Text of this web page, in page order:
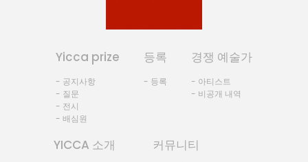
Yicca prize
- 공지사항
- 질문
- 전시
- 배심원
등록
- 등록
경쟁 예술가
- 아티스트
- 비공개 내역
YICCA 소개 커뮤니티